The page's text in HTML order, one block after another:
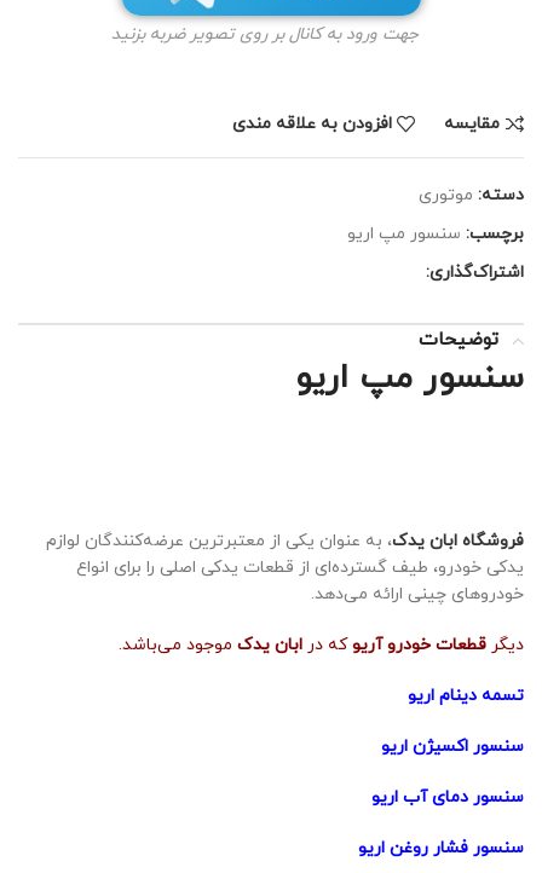
جهت ورود به کانال بر روی تصویر ضربه بزنید
مقايسه افزودن به علاقه مندی
دسته: موتوری
برچسب: سنسور مپ اریو
اشتراک‌گذاری:
توضیحات
سنسور مپ اریو
فروشگاه ابان یدک، به عنوان یکی از معتبرترین عرضه‌کنندگان لوازم
یدکی خودرو، طیف گسترده‌ای از قطعات یدکی اصلی را برای انواع
خودروهای چینی ارائه می‌دهد.
دیگر قطعات خودرو آریوکه در ابان یدک موجود می‌باشد.
تسمه دینام اریو
سنسور اکسیژن اریو
سنسور دمای آب اریو
سنسور فشار روغن اریو